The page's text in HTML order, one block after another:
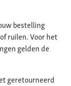
bestelling
ruilen. Voor het
gelden de
geretourneerd